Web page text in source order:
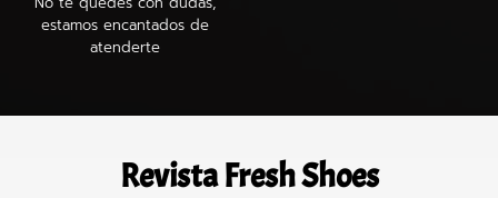
estamos encantados de
atenderte
Revista Fresh Shoes